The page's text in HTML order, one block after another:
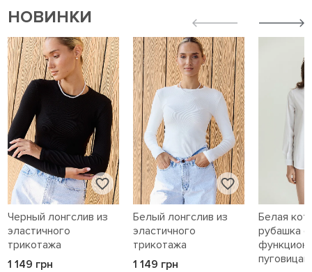
НОВИНКИ
Черный лонгслив из
эластичного
трикотажа
1 149 грн
Белый лонгслив из
эластичного
трикотажа
1 149 грн
Белая
рубашка с